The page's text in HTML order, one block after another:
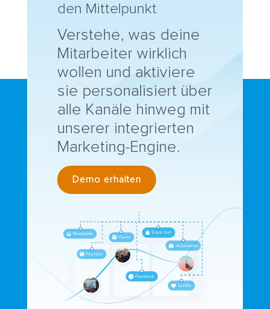
den Mittelpunkt
Verstehe, was deine
Mitarbeiter wirklich
wollen und aktiviere
sie personalisiert über
alle Kanäle hinweg mit
unserer integrierten
Marketing-Engine.
Demo erhalten